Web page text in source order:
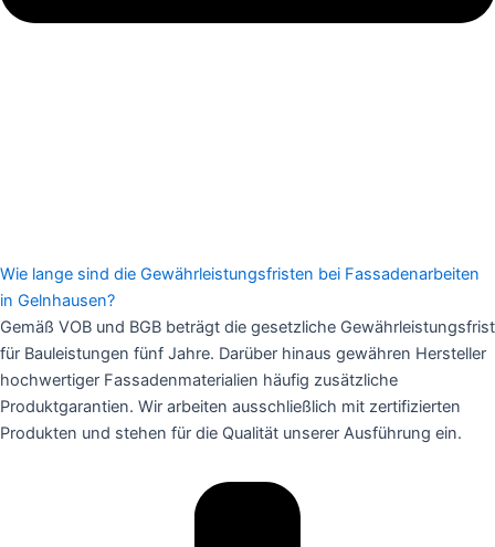
Wie lange sind die Gewährleistungsfristen bei Fassadenarbeiten
in Gelnhausen?
Gemäß VOB und BGB beträgt die gesetzliche Gewährleistungsfrist
für Bauleistungen fünf Jahre. Darüber hinaus gewähren Hersteller
hochwertiger Fassadenmaterialien häufig zusätzliche
Produktgarantien. Wir arbeiten ausschließlich mit zertifizierten
Produkten und stehen für die Qualität unserer Ausführung ein.